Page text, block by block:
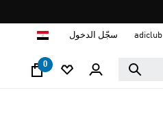
adiclub سجّل الدخول
0